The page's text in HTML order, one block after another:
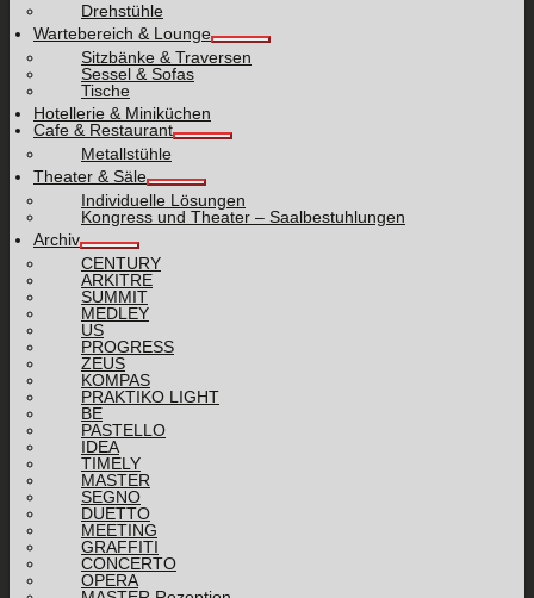
Drehstühle
Wartebereich & Lounge
Sitzbänke & Traversen
Sessel & Sofas
Tische
Hotellerie & Miniküchen
Cafe & Restaurant
Metallstühle
Theater & Säle
Individuelle Lösungen
Kongress und Theater – Saalbestuhlungen
Archiv
CENTURY
ARKITRE
SUMMIT
MEDLEY
US
PROGRESS
ZEUS
KOMPAS
PRAKTIKO LIGHT
BE
PASTELLO
IDEA
TIMELY
MASTER
SEGNO
DUETTO
MEETING
GRAFFITI
CONCERTO
OPERA